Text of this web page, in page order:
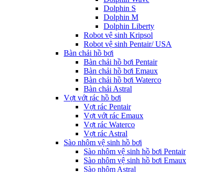
Dolphin S
Dolphin M
Dolphin Liberty
Robot vệ sinh Kripsol
Robot vệ sinh Pentair/ USA
Bàn chải hồ bơi
Bàn chải hồ bơi Pentair
Bàn chải hồ bơi Emaux
Bàn chải hồ bơi Waterco
Bàn chải Astral
Vợt vớt rác hồ bơi
Vợt rác Pentair
Vợt vớt rác Emaux
Vợt rác Waterco
Vợt rác Astral
Sào nhôm vệ sinh hồ bơi
Sào nhôm vệ sinh hồ bơi Pentair
Sào nhôm vệ sinh hồ bơi Emaux
Sào nhôm Astral